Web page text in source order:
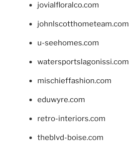
jovialfloralco.com
johnlscotthometeam.com
u-seehomes.com
watersportslagonissi.com
mischieffashion.com
eduwyre.com
retro-interiors.com
theblvd-boise.com